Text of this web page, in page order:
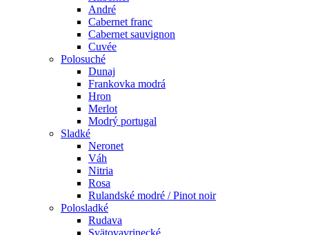
André
Cabernet franc
Cabernet sauvignon
Cuvée
Polosuché
Dunaj
Frankovka modrá
Hron
Merlot
Modrý portugal
Sladké
Neronet
Váh
Nitria
Rosa
Rulandské modré / Pinot noir
Polosladké
Rudava
Svätovavrinecké